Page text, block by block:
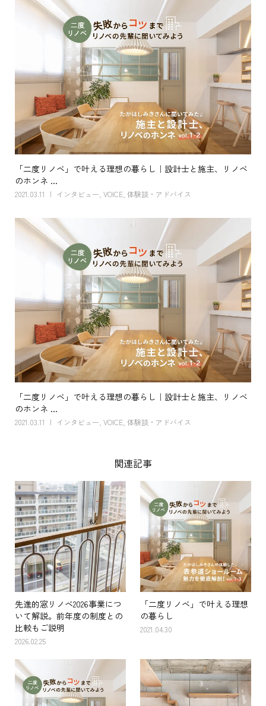
「二度リノベ」で叶える理想の暮らし｜設計士と施主、リノベ
のホンネ ...
2021.03.11 インタビュー VOICE, 体験談・アドバイス
「二度リノベ」で叶える理想の暮らし｜設計士と施主、リノベ
のホンネ ...
2021.03.11 インタビュー VOICE, 体験談・アドバイス
関連記事
先進的窓リノベ2026事業につ
いて解説。前年度の制度との
比較もご説明
2026.02.25
「二度リノベ」で叶える理想
の暮らし
2021.04.30